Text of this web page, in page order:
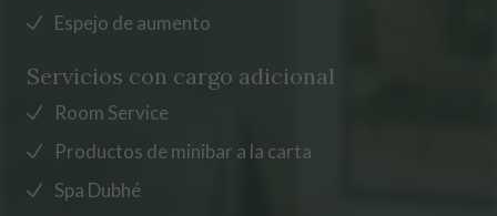
Espejo de aumento
Servicios con cargo adicional
Room Service
Productos de minibar a la carta
Spa Dubhé